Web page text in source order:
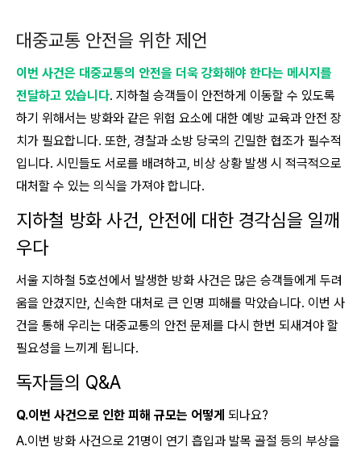
대중교통 안전을 위한 제언
이번 사건은 대중교통의 안전을 더욱 강화해야 한다는 메시지를
전달하고 있습니다. 지하철 승객들이 안전하게 이동할 수 있도록
하기 위해서는 방화와 같은 위험 요소에 대한 예방 교육과 안전 장
치가 필요합니다. 또한, 경찰과 소방 당국의 긴밀한 협조가 필수적
입니다. 시민들도 서로를 배려하고, 비상 상황 발생 시 적극적으로
대처할 수 있는 의식을 가져야 합니다.
지하철 방화 사건, 안전에 대한 경각심을 일깨
우다
서울 지하철 5호선에서 발생한 방화 사건은 많은 승객들에게 두려
움을 안겼지만, 신속한 대처로 큰 인명 피해를 막았습니다. 이번 사
건을 통해 우리는 대중교통의 안전 문제를 다시 한번 되새겨야 할
필요성을 느끼게 됩니다.
독자들의 Q&A
Q.이번 사건으로 인한 피해 규모는 어떻게 되나요?
A.이번 방화 사건으로 21명이 연기 흡입과 발목 골절 등의 부상을